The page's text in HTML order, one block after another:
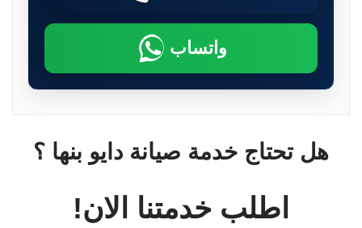
واتساب
هل تحتاج خدمة صيانة دايو بنها ؟
اطلب خدمتنا الان!